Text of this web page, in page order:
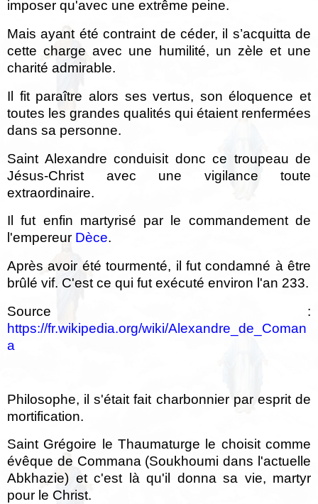
imposer qu'avec une extrême peine.
Mais ayant été contraint de céder, il s’acquitta de
cette charge avec une humilité, un zèle et une
charité admirable.
Il fit paraître alors ses vertus, son éloquence et
toutes les grandes qualités qui étaient renfermées
dans sa personne.
Saint Alexandre conduisit donc ce troupeau de
Jésus-Christ avec une vigilance toute
extraordinaire.
Il fut enfin martyrisé par le commandement de
l'empereur Dèce.
Après avoir été tourmenté, il fut condamné à être
brûlé vif. C'est ce qui fut exécuté environ l'an 233.
Source :
https://fr.wikipedia.org/wiki/Alexandre_de_Coman
a
Philosophe, il s'était fait charbonnier par esprit de
mortification.
Saint Grégoire le Thaumaturge le choisit comme
évêque de Commana (Soukhoumi dans l'actuelle
Abkhazie) et c'est là qu'il donna sa vie, martyr
pour le Christ.